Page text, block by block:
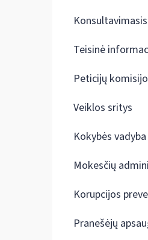
Teisinė
Peticijų
Veiklos sritys
Kokybės vadyba
Mokesčių
Korupcijos
Pranešėjų